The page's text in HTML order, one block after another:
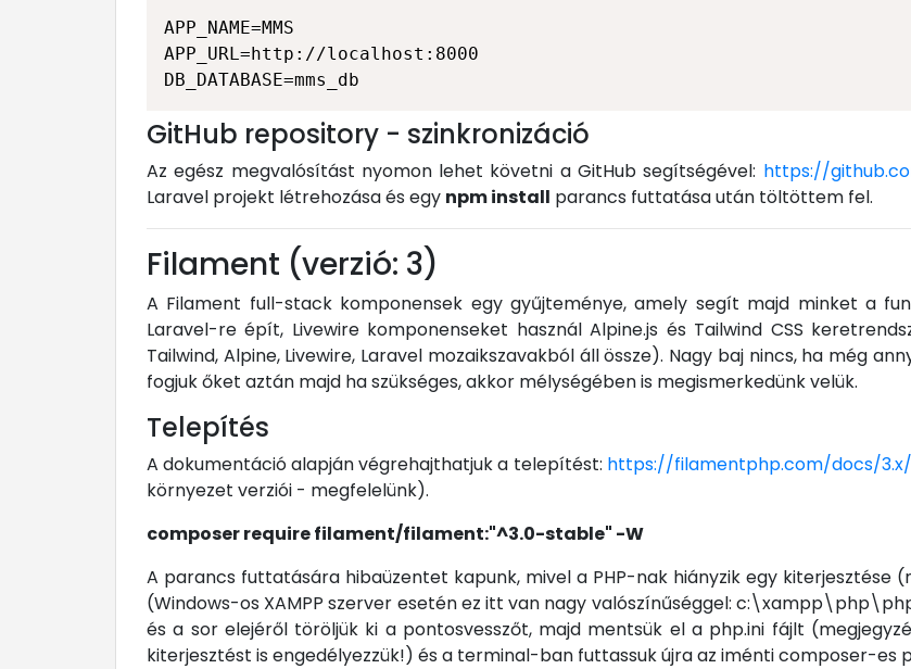
APP_NAME=MMS
APP_URL=http://localhost:8000
DB_DATABASE=mms_db
GitHub repository - szinkronizáció
Az egész megvalósítást nyomon lehet követni a GitHub segítségével: https://
Laravel projekt létrehozása és egy npm install parancs futtatása után töltöttem fel.
Filament (verzió: 3)
A Filament full-stack komponensek egy gyűjteménye, amely segít majd minket a
Laravel-re épít, Livewire komponenseket használ Alpine.js és Tailwind CSS
Tailwind, Alpine, Livewire, Laravel mozaikszavakból áll össze). Nagy baj nincs, ha még
fogjuk őket aztán majd ha szükséges, akkor mélységében is megismerkedünk velük.
Telepítés
A dokumentáció alapján végrehajthatjuk a telepítést: https://filamentphp.com/docs/
környezet verziói - megfelelünk).
composer require filament/filament:"^3.0-stable" -W
A parancs futtatására hibaüzentet kapunk, mivel a PHP-nak hiányzik egy kiterjesztése
(Windows-os XAMPP szerver esetén ez itt van nagy valószínűséggel:
és a sor elejéről töröljük ki a pontosvesszőt, majd mentsük el a php.ini fájlt
kiterjesztést is engedélyezzük!) és a terminal-ban futtassuk újra az iménti composer-es